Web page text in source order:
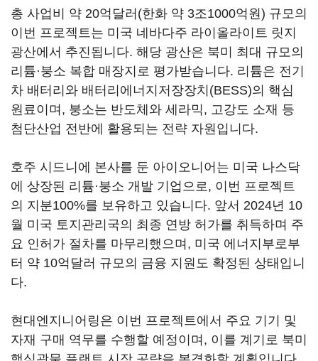
총 사업비 약 20억달러(한화 약 3조1000억원) 규모의
이번 프로젝트는 미국 네바다주 라이올라이트 릿지
광산에서 추진됩니다. 해당 광산은 북미 최대 규모의
리튬·붕소 복합 매장지로 평가받습니다. 리튬은 전기
차 배터리와 배터리에너지저장장치(BESS)의 핵심
원료이며, 붕소는 반도체와 세라믹, 고강도 소재 등
첨단산업 전반에 활용되는 전략 자원입니다.
호주 시드니에 본사를 둔 아이오니어는 미국 나스닥
에 상장된 리튬·붕소 개발 기업으로, 이번 프로젝트
의 지분100%를 보유하고 있습니다. 앞서 2024년 10
월 미국 토지관리국의 최종 연방 허가를 취득하며 주
요 인허가 절차를 마무리했으며, 미국 에너지부로부
터 약 10억달러 규모의 금융 지원도 확정된 상태입니
다.
현대엔지니어링은 이번 프로젝트에서 주요 기기 및
자재 구매 역무를 수행할 예정이며, 이를 계기로 북미